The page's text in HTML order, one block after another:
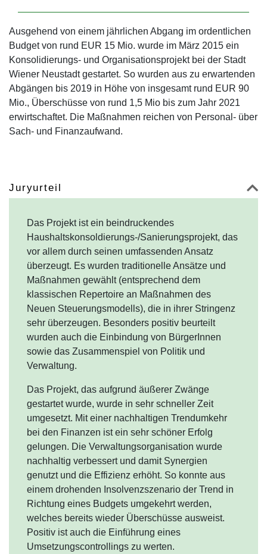
Ausgehend von einem jährlichen Abgang im ordentlichen
Budget von rund EUR 15 Mio. wurde im März 2015 ein
Konsolidierungs- und Organisationsprojekt bei der Stadt
Wiener Neustadt gestartet. So wurden aus zu erwartenden
Abgängen bis 2019 in Höhe von insgesamt rund EUR 90
Mio., Überschüsse von rund 1,5 Mio bis zum Jahr 2021
erwirtschaftet. Die Maßnahmen reichen von Personal- über
Sach- und Finanzaufwand.
Juryurteil
Das Projekt ist ein beindruckendes
Haushaltskonsoldierungs-/Sanierungsprojekt, das
vor allem durch seinen umfassenden Ansatz
überzeugt. Es wurden traditionelle Ansätze und
Maßnahmen gewählt (entsprechend dem
klassischen Repertoire an Maßnahmen des
Neuen Steuerungsmodells), die in ihrer Stringenz
sehr überzeugen. Besonders positiv beurteilt
wurden auch die Einbindung von BürgerInnen
sowie das Zusammenspiel von Politik und
Verwaltung.
Das Projekt, das aufgrund äußerer Zwänge
gestartet wurde, wurde in sehr schneller Zeit
umgesetzt. Mit einer nachhaltigen Trendumkehr
bei den Finanzen ist ein sehr schöner Erfolg
gelungen. Die Verwaltungsorganisation wurde
nachhaltig verbessert und damit Synergien
genutzt und die Effizienz erhöht. So konnte aus
einem drohenden Insolvenzszenario der Trend in
Richtung eines Budgets umgekehrt werden,
welches bereits wieder Überschüsse ausweist.
Positiv ist auch die Einführung eines
Umsetzungscontrollings zu werten.